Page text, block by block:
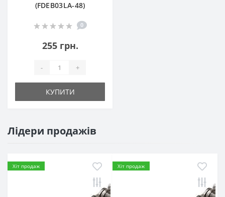
(FDEB03LA-48)
0
255 грн.
- +
КУПИТИ
Лідери продажів
Хіт продаж Хіт продаж